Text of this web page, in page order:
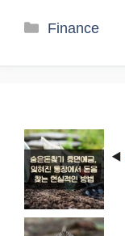
카
Finance
◀️